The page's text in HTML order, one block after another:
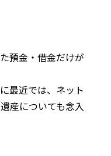
預金・借金だけが
最近では、ネット
産についても念入